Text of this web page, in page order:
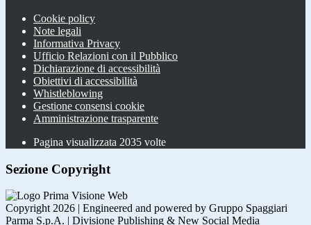
Cookie policy
Note legali
Informativa Privacy
Ufficio Relazioni con il Pubblico
Dichiarazione di accessibilità
Obiettivi di accessibilità
Whistleblowing
Gestione consensi cookie
Amministrazione trasparente
Pagina visualizzata 2035 volte
Sezione Copyright
Copyright 2026 | Engineered and powered by Gruppo Spaggiari
Parma S.p.A. | Divisione Publishing & New Social Media